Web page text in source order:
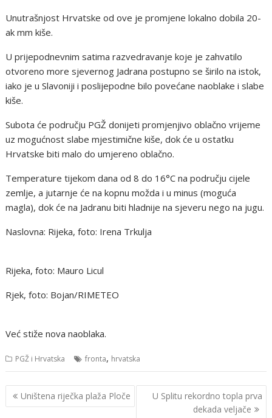
Unutrašnjost Hrvatske od ove je promjene lokalno dobila 20-
ak mm kiše.
U prijepodnevnim satima razvedravanje koje je zahvatilo
otvoreno more sjevernog Jadrana postupno se širilo na istok,
iako je u Slavoniji i poslijepodne bilo povećane naoblake i slabe
kiše.
Subota će području PGŽ donijeti promjenjivo oblačno vrijeme
uz mogućnost slabe mjestimične kiše, dok će u ostatku
Hrvatske biti malo do umjereno oblačno.
Temperature tijekom dana od 8 do 16°C na području cijele
zemlje, a jutarnje će na kopnu možda i u minus (moguća
magla), dok će na Jadranu biti hladnije na sjeveru nego na jugu.
Naslovna: Rijeka, foto: Irena Trkulja
Rijeka, foto: Mauro Licul
Rjek, foto: Bojan/RIMETEO
Već stiže nova naoblaka.
PGŽ i Hrvatska fronta, hrvatska
Navigacija
objava
Uništena riječka plaža Ploče
U Splitu rekordno topla prva
dekada veljače